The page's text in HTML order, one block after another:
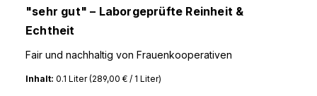
"sehr gut" – Laborgeprüfte Reinheit &
Echtheit
Fair und nachhaltig von Frauenkooperativen
Inhalt: 0.1 Liter(289,00 € / 1 Liter)